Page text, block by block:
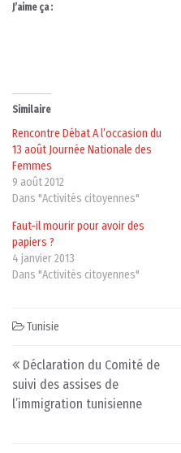
J’aime ça :
Similaire
Rencontre Débat A l’occasion du
13 août Journée Nationale des
Femmes
9 août 2012
Dans "Activités citoyennes"
Faut-il mourir pour avoir des
papiers ?
4 janvier 2013
Dans "Activités citoyennes"
Tunisie
Post navigation
Déclaration du Comité de
suivi des assises de
l’immigration tunisienne